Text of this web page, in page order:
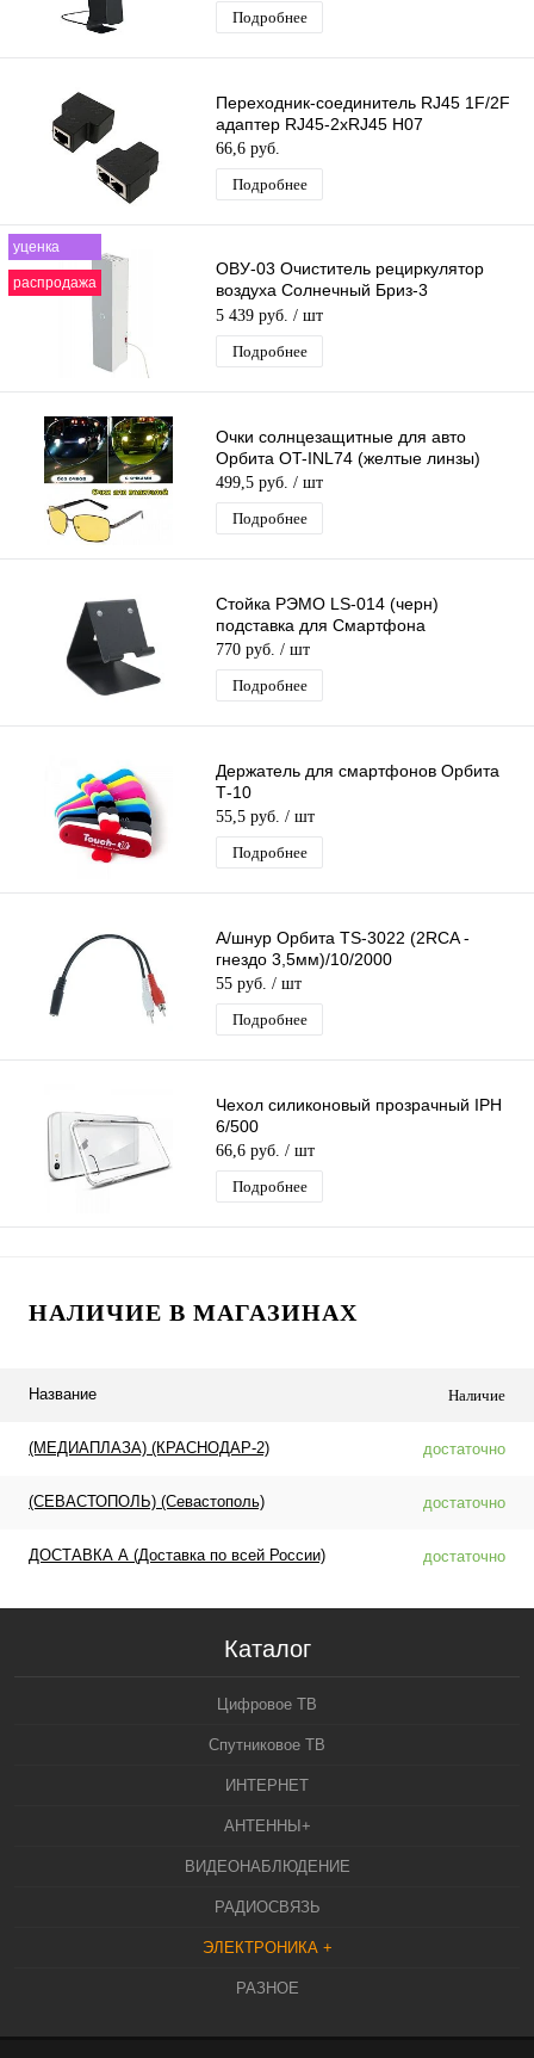
Подробнее
Переходник-соединитель RJ45 1F/2F
адаптер RJ45-2xRJ45 H07
66,6 руб.
Подробнее
уценка
распродажа
ОВУ-03 Очиститель рециркулятор
воздуха Солнечный Бриз-3
Ультрафиолетовый противовирусный
Бактерицидн
5 439 руб. / шт
Подробнее
Очки солнцезащитные для авто
Орбита OT-INL74 (желтые линзы)
499,5 руб. / шт
Подробнее
Стойка РЭМО LS-014 (черн)
подставка для Смартфона
770 руб. / шт
Подробнее
Держатель для смартфонов Орбита
Т-10
55,5 руб. / шт
Подробнее
А/шнур Орбита TS-3022 (2RCA -
гнездо 3,5мм)/10/2000
55 руб. / шт
Подробнее
Чехол силиконовый прозрачный IPH
6/500
66,6 руб. / шт
Подробнее
НАЛИЧИЕ В МАГАЗИНАХ
Название Наличие
(МЕДИАПЛАЗА) (КРАСНОДАР-2) достаточно
(СЕВАСТОПОЛЬ) (Севастополь) достаточно
ДОСТАВКА А (Доставка по всей России) достаточно
Каталог
Цифровое ТВ
Спутниковое ТВ
ИНТЕРНЕТ
АНТЕННЫ+
ВИДЕОНАБЛЮДЕНИЕ
РАДИОСВЯЗЬ
ЭЛЕКТРОНИКА +
РАЗНОЕ